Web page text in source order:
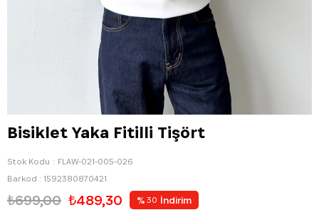
Bisiklet Yaka Fitilli Tişört
Stok Kodu
FLAW-021-005-026
Barkod : 1592380870421
₺699,00 ₺489,30 % 30 İndirim